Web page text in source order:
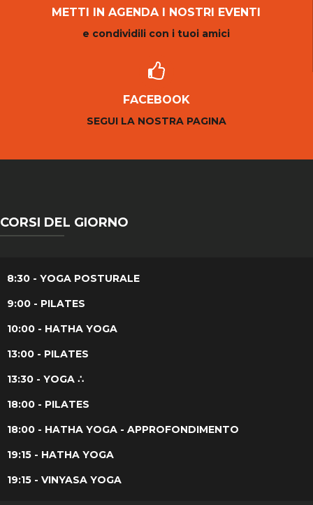
METTI IN AGENDA I NOSTRI EVENTI
e condividili con i tuoi amici
FACEBOOK
SEGUI LA NOSTRA PAGINA
CORSI DEL GIORNO
8:30 - YOGA POSTURALE
9:00 - PILATES
10:00 - HATHA YOGA
13:00 - PILATES
13:30 - YOGA ∴
18:00 - PILATES
18:00 - HATHA YOGA - APPROFONDIMENTO
19:15 - HATHA YOGA
19:15 - VINYASA YOGA